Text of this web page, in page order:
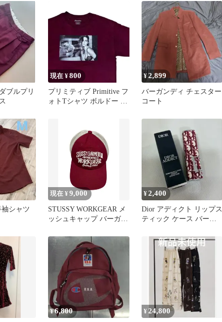
ブルプリ
現在 ¥800
プリミティブ Primitive フ
ォトTシャツ ボルドー M
¥2,899
バーガンディ チェスター
コート
袖シャツ
現在 ¥ 9,000
STUSSY WORKGEAR メ
ッシュキャップ バーガン
¥2,400
Dior アディクト リップス
ティック ケース バーガ
¥6,800 ¥ 24,800